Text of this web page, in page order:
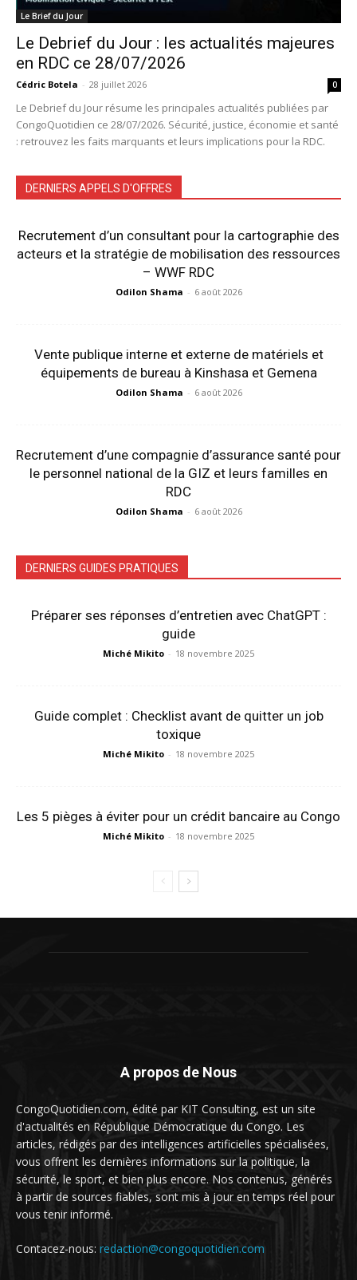
Le Brief du Jour
Le Debrief du Jour : les actualités majeures
en RDC ce 28/07/2026
Cédric Botela - 28 juillet 2026 0
Le Debrief du Jour résume les principales actualités publiées par
CongoQuotidien ce 28/07/2026. Sécurité, justice, économie et santé
: retrouvez les faits marquants et leurs implications pour la RDC.
DERNIERS APPELS D'OFFRES
Recrutement d’un consultant pour la cartographie des
acteurs et la stratégie de mobilisation des ressources
– WWF RDC
Odilon Shama - 6 août 2026
Vente publique interne et externe de matériels et
équipements de bureau à Kinshasa et Gemena
Odilon Shama - 6 août 2026
Recrutement d’une compagnie d’assurance santé pour
le personnel national de la GIZ et leurs familles en
RDC
Odilon Shama - 6 août 2026
DERNIERS GUIDES PRATIQUES
Préparer ses réponses d’entretien avec ChatGPT :
guide
Miché Mikito - 18 novembre 2025
Guide complet : Checklist avant de quitter un job
toxique
Miché Mikito - 18 novembre 2025
Les 5 pièges à éviter pour un crédit bancaire au Congo
Miché Mikito - 18 novembre 2025
A propos de Nous
CongoQuotidien.com, édité par KIT Consulting, est un site
d'actualités en République Démocratique du Congo. Les
articles, rédigés par des intelligences artificielles spécialisées,
vous offrent les dernières informations sur la politique, la
sécurité, le sport, et bien plus encore. Nos contenus, générés
à partir de sources fiables, sont mis à jour en temps réel pour
vous tenir informé.
Contacez-nous: redaction@congoquotidien.com